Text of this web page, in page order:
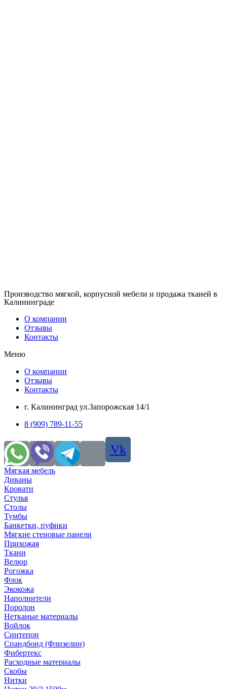
Производство мягкой, корпусной мебели и продажа тканей в
Калининграде
О компании
Отзывы
Контакты
Меню
О компании
Отзывы
Контакты
г. Калининград ул.Запорожская 14/1
8 (909) 789-11-55
Vk
Мягкая мебель
Диваны
Кровати
Стулья
Столы
Тумбы
Банкетки, пуфики
Мягкие стеновые панели
Прихожая
Ткани
Велюр
Рогожка
Флок
Экокожа
Наполнители
Поролон
Нетканые материалы
Войлок
Синтепон
Спандбонд (Флизелин)
Фибертекс
Расходные материалы
Скобы
Нитки